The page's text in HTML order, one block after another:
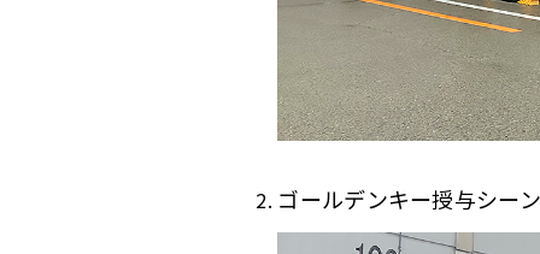
ゴールデンキー授与シー